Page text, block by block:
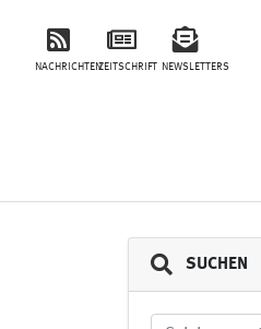
NACHRICHTENZEITSCHRIFT NEWSLETTERS
SUCHEN